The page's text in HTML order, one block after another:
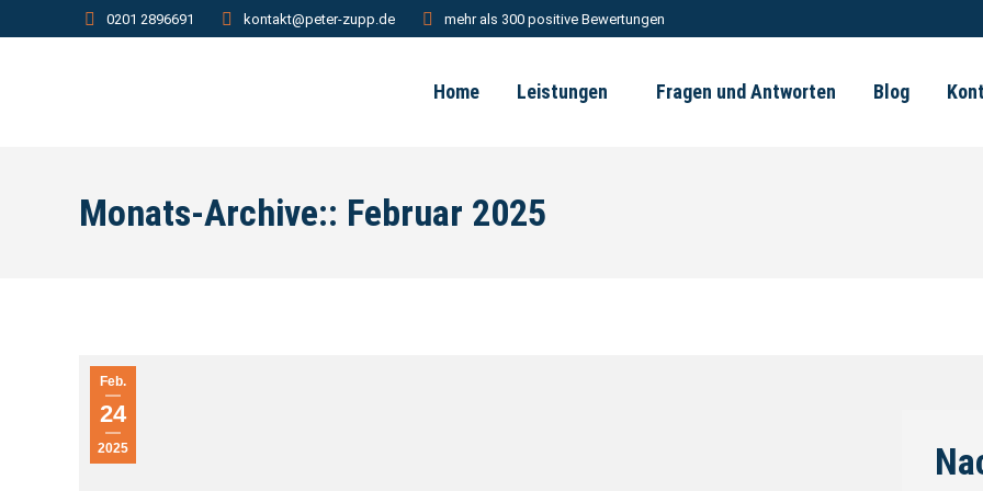
0201 2896691 kontakt@peter-zupp.de mehr als 300 positive Bewertungen
Home Leistungen Fragen und Antworten Blog
Monats-Archive:: Februar 2025
Feb.
24
2025